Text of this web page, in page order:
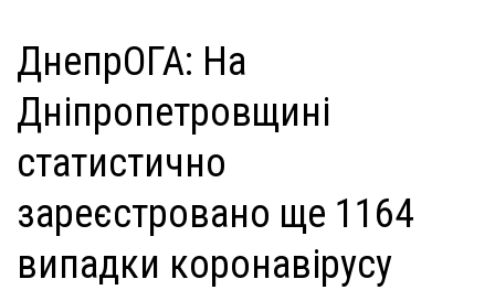
ДнепрОГА: На
Дніпропетровщині
статистично
зареєстровано ще 1164
випадки коронавірусу